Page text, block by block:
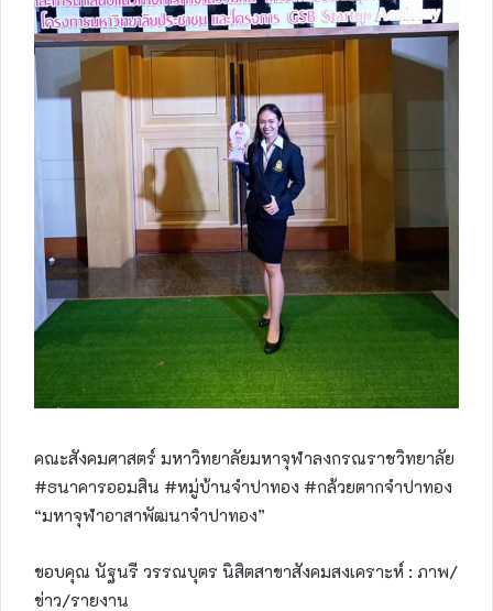
คณะสังคมศาสตร์ มหาวิทยาลัยมหาจุฬาลงกรณราชวิทยาลัย
#ธนาคารออมสิน #หมู่บ้านจำปาทอง #กล้วยตากจำปาทอง
“มหาจุฬาอาสาพัฒนาจำปาทอง”
ขอบคุณ นัฐนรี วรรณบุตร นิสิตสาขาสังคมสงเคราะห์​ : ภาพ/
ข่าว/รายงาน